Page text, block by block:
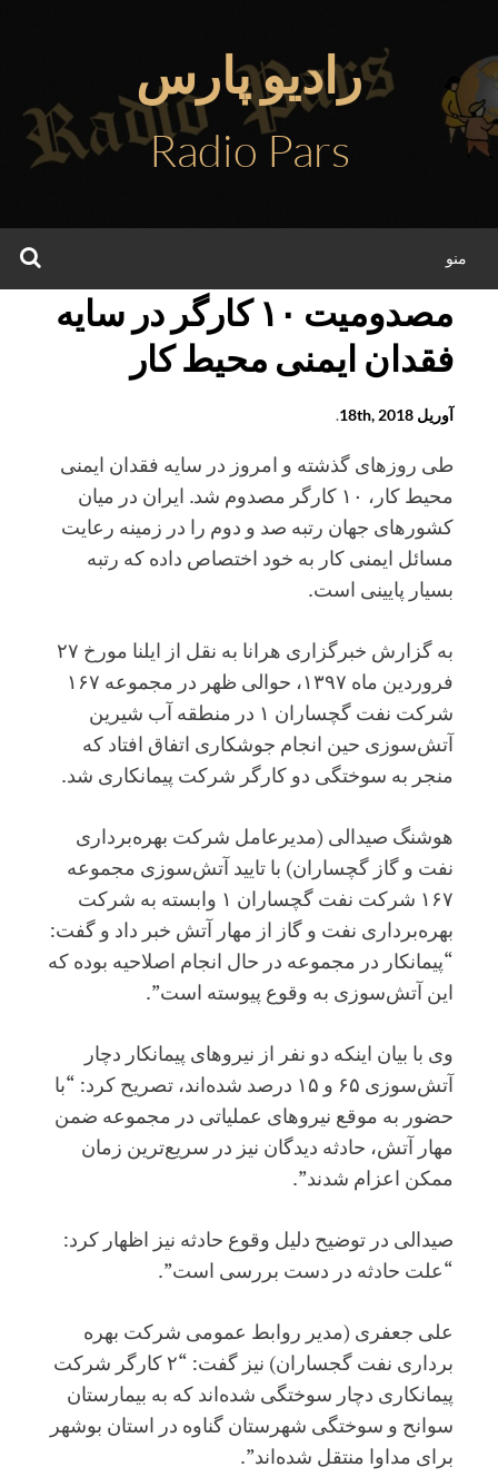
محتوا
رادیو پارس
Radio Pars
منو
مصدومیت ۱۰ کارگر در سایه
فقدان ایمنی محیط کار
آوریل 18th, 2018 .
طی روزهای گذشته و امروز در سایه فقدان ایمنی
محیط کار، ۱۰ کارگر مصدوم شد. ایران در میان
کشورهای جهان رتبه صد و دوم را در زمینه رعایت
مسائل ایمنی کار به خود اختصاص داده ‌که رتبه
بسیار پایینی است.
به گزارش خبرگزاری هرانا به نقل از ایلنا مورخ ۲۷
فروردین ماه ۱۳۹۷، حوالی ظهر در مجموعه ۱۶۷
شرکت نفت گچساران ۱ در منطقه آب شیرین
آتش‌سوزی حین انجام جوشکاری اتفاق افتاد که
منجر به سوختگی دو کارگر شرکت پیمانکاری شد.
هوشنگ صیدالی (مدیرعامل شرکت بهره‌برداری
نفت و گاز گچساران) با تایید آتش‌سوزی مجموعه
۱۶۷ شرکت نفت گچساران ۱ وابسته به شرکت
بهره‌برداری نفت و گاز از مهار آتش خبر داد و گفت:
“پیمانکار در مجموعه در حال انجام اصلاحیه بوده که
این آتش‌سوزی به وقوع پیوسته است”.
وی با بیان اینکه دو نفر از نیروهای پیمانکار دچار
آتش‌سوزی ۶۵ و ۱۵ درصد شده‌اند،‌ تصریح کرد: “با
حضور به موقع نیروهای عملیاتی در مجموعه ضمن
مهار آتش، حادثه دیدگان نیز در سریع‌ترین زمان
ممکن اعزام شدند”.
صیدالی در توضیح دلیل وقوع حادثه نیز اظهار کرد:
“علت حادثه در دست بررسی است”.
علی جعفری (مدیر روابط عمومی شرکت بهره
برداری نفت گجساران) نیز گفت: “۲ کارگر شرکت
پیمانکاری دچار سوختگی شده‌اند که به بیمارستان
سوانح و سوختگی شهرستان گناوه در استان بوشهر
برای مداوا منتقل شده‌اند”.